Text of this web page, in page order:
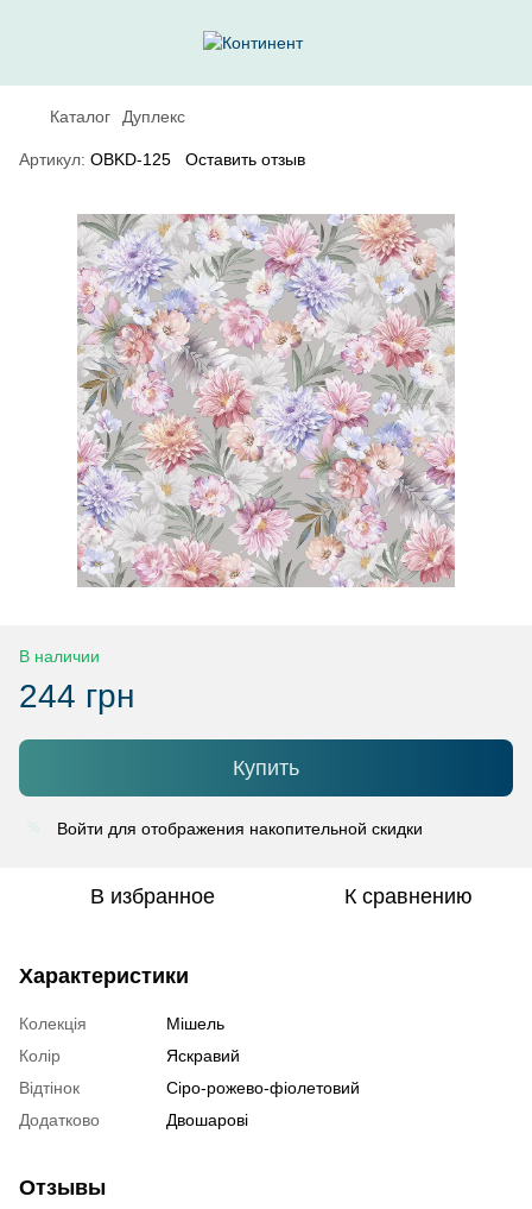
Каталог Дуплекс
Артикул: OBKD-125 Оставить отзыв
В наличии
244 грн
Купить
Войти для отображения накопительной скидки
В избранное К сравнению
Характеристики
Колекція
Мішель
Колір
Яскравий
Відтінок
Сіро-рожево-фіолетовий
Додатково
Двошарові
Отзывы